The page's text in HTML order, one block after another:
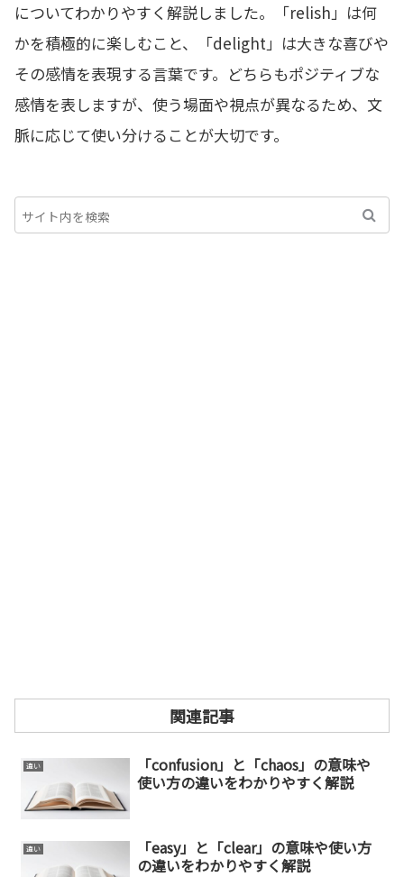
についてわかりやすく解説しました。「relish」は何
かを積極的に楽しむこと、「delight」は大きな喜びや
その感情を表現する言葉です。どちらもポジティブな
感情を表しますが、使う場面や視点が異なるため、文
脈に応じて使い分けることが大切です。
関連記事
違い
「confusion」と「chaos」の意味や
使い方の違いをわかりやすく解説
違い
「easy」と「clear」の意味や使い方
の違いをわかりやすく解説